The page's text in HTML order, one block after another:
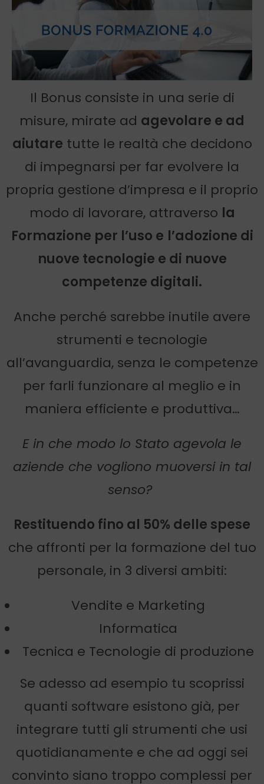
Il Bonus consiste in una serie di
misure, mirate ad agevolare e ad
aiutare tutte le realtà che decidono
di impegnarsi per far evolvere la
propria gestione d’impresa e il proprio
modo di lavorare, attraverso la
Formazione per l’uso e l’adozione di
nuove tecnologie e di nuove
competenze digitali.
Anche perché sarebbe inutile avere
strumenti e tecnologie
all’avanguardia, senza le competenze
per farli funzionare al meglio e in
maniera efficiente e produttiva…
E in che modo lo Stato agevola le
aziende che vogliono muoversi in tal
senso?
Restituendo fino al 50% delle spese
che affronti per la formazione del tuo
personale, in 3 diversi ambiti:
Vendite e Marketing
Informatica
Tecnica e Tecnologie di produzione
Se adesso ad esempio tu scoprissi
quanti software esistono già, per
integrare tutti gli strumenti che usi
quotidianamente e che ad oggi sei
convinto siano troppo complessi per